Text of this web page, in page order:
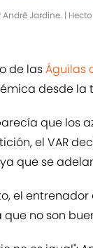
André Jardine. |
de lasÁguilas
desde la
que los
el VAR
que se
el
no son